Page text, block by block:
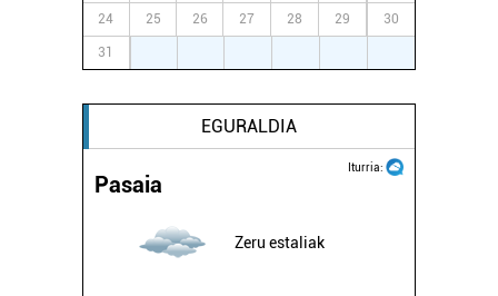
24 25 26 27 28 29 30
31
EGURALDIA
Iturria:
Pasaia
Zeru estaliak